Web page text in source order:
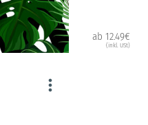
ab 12.49€
(inkl. USt)